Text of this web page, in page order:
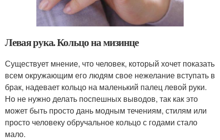
Левая рука. Кольцо на мизинце
Существует мнение, что человек, который хочет показать
всем окружающим его людям свое нежелание вступать в
брак, надевает кольцо на маленький палец левой руки.
Но не нужно делать поспешных выводов, так как это
может быть просто дань модным течениям, стилям или
просто человеку обручальное кольцо с годами стало
мало.